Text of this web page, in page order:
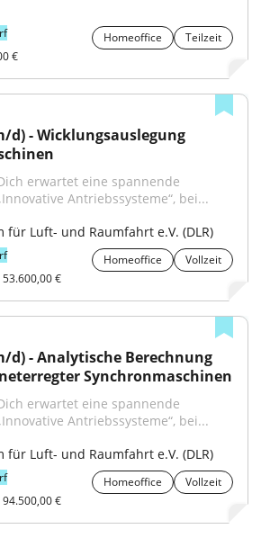
Homeoffice
Teilzeit
€
d) - Wicklungsauslegung
erwartet eine spannende
Antriebssysteme“, bei...
für Luft- und Raumfahrt e.V. (DLR)
Homeoffice
Vollzeit
€
d) - Analytische Berechnung
Synchronmaschinen
erwartet eine spannende
Antriebssysteme“, bei...
für Luft- und Raumfahrt e.V. (DLR)
Homeoffice
Vollzeit
€